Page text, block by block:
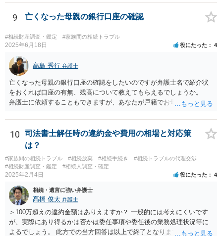
9 亡くなった母親の銀行口座の確認
#相続財産調査・鑑定 #家族間の相続トラブル
2025年6月18日 役にたった 4
高島 秀行 弁護士
亡くなった母親の銀行口座の確認をしたいのですが弁護士名で紹介状
をおくれば口座の有無、残高について教えてもらえるでしょうか。
弁護士に依頼することもできますが、あなたが戸籍でお母さんの相続
高は教えてくれると思います。 自分ではよくわからないということ
であれば、弁護士に相談し依頼されたら良いと思います。
10
司法書士解任時の違約金や費用の相場と対応策
は？
#家族間の相続トラブル #相続放棄 #相続手続き
#相続トラブルの代理交渉
#相続財産調査・鑑定
#相続人調査・確定
2025年2月4日 役にたった 4
相続・遺言に強い弁護士
髙橋 俊太 弁護士
＞100万超えの違約金額はありえますか？ 一般的には考えにくいです
が、実際にあり得るかは否かは委任事項や委任後の業務処理状況等に
よるでしょう。 此方での当方回答は以上で終了となりますが、参考に